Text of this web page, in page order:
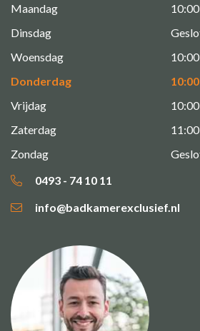
Maandag
Dinsdag
Woensdag
Donderdag
Vrijdag
Zaterdag
Zondag
0493 - 74 10 11
info@badkamerexclusief.nl